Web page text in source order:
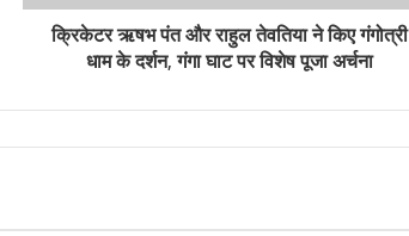
क्रिकेटर ऋषभ पंत और राहुल तेवतिया ने किए गंगोत्री
धाम के दर्शन, गंगा घाट पर विशेष पूजा अर्चना